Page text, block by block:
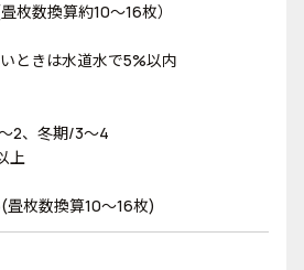
枚数換算約10～16枚）
ときは水道水で5%以内
2、冬期/3～4
上
枚数換算10～16枚)